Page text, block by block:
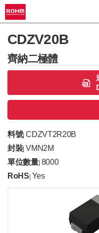
CDZV20B
齊納二極體
料號|CDZVT2R20B
封裝| VMN2M
單位數量| 8000
RoHS Yes